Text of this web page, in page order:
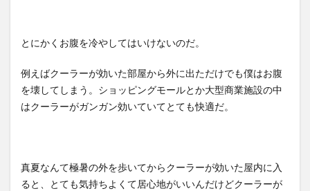
とにかくお腹を冷やしてはいけないのだ。
例えばクーラーが効いた部屋から外に出ただけでも僕はお腹
を壊してしまう。ショッピングモールとか大型商業施設の中
はクーラーがガンガン効いていてとても快適だ。
真夏なんて極暑の外を歩いてからクーラーが効いた屋内に入
ると、とても気持ちよくて居心地がいいんだけどクーラーが